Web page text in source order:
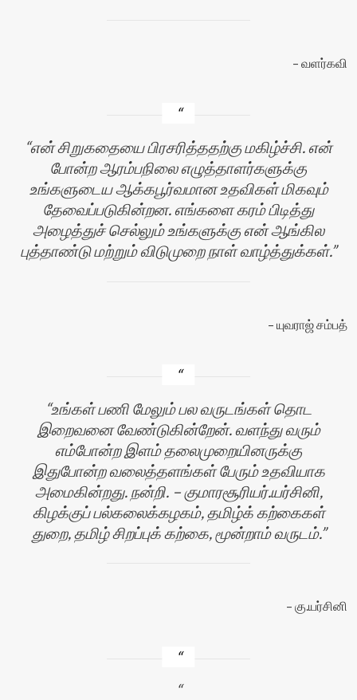
வளர்கவி
என் சிறுகதையை பிரசரித்ததற்கு மகிழ்ச்சி. என்
போன்ற ஆரம்பநிலை எழுத்தாளர்களுக்கு
உங்களுடைய ஆக்கபூர்வமான உதவிகள் மிகவும்
தேவைப்படுகின்றன. எங்களை கரம் பிடித்து
அழைத்துச் செல்லும் உங்களுக்கு என் ஆங்கில
புத்தாண்டு மற்றும் விடுமுறை நாள் வாழ்த்துக்கள்.
யுவராஜ் சம்பத்
உங்கள் பணி மேலும் பல வருடங்கள் தொட
இறைவனை வேண்டுகின்றேன். வளந்து வரும்
எம்போன்ற இளம் தலைமுறையினருக்கு
இதுபோன்ற வலைத்தளங்கள் பேரும் உதவியாக
அமைகின்றது. நன்றி. – குமாரசூரியர்.யர்சினி,
கிழக்குப் பல்கலைக்கழகம், தமிழ்க் கற்கைகள்
துறை, தமிழ் சிறப்புக் கற்கை, மூன்றாம் வருடம்.
கு.யர்சினி